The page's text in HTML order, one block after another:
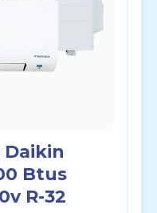
Btus
R-32